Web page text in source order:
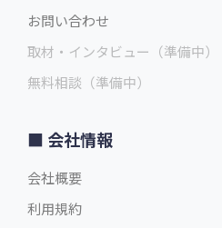
お問い合わせ
取材・インタビュー（準備中）
無料相談（準備中）
会社情報
会社概要
利用規約